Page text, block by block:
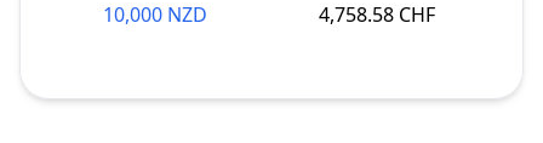
10,000 NZD
4,758.58 CHF